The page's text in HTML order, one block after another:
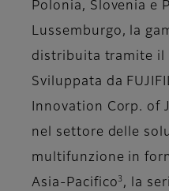
Polonia, Slovenia e
Lussemburgo, la
distribuita tramite il
Sviluppata da
Innovation Corp. of
nel settore delle
multifunzione in
Asia-Pacifico 3 , la